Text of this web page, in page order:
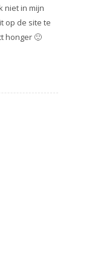
niet in mijn
op de site te
honger 🙂